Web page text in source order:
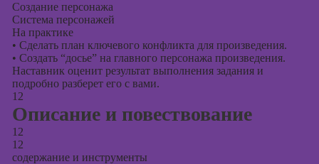
Создание персонажа
Система персонажей
На практике
• Сделать план ключевого конфликта для произведения.
• Создать “досье” на главного персонажа произведения.
Наставник оценит результат выполнения задания и
подробно разберет его с вами.
12
Описание и повествование
12
12
содержание и инструменты